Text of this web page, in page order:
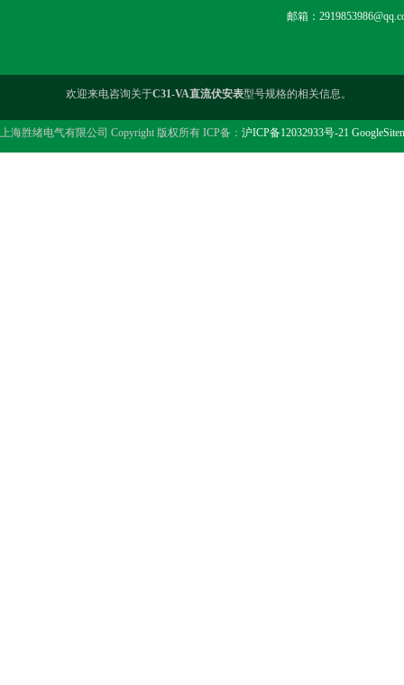
邮箱：
欢迎来电咨询关于C31-VA直流伏安表型号规格的相关信息。
上海胜绪电气有限公司 Copyright 版权所有 ICP备： 沪ICP备12032933号-21